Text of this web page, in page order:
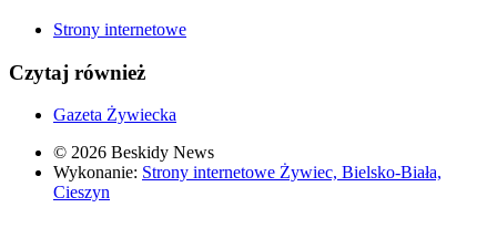
Strony internetowe
Czytaj również
Gazeta Żywiecka
© 2026 Beskidy News
Wykonanie: Strony internetowe Żywiec, Bielsko-Biała,
Cieszyn